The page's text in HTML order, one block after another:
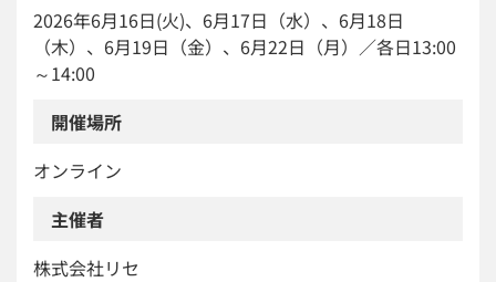
2026年6月16日(火)、6月17日（水）、6月18日
（木）、6月19日（金）、6月22日（月）／各日13:00
～14:00
開催場所
オンライン
主催者
株式会社リセ